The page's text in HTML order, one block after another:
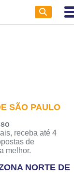
SÃO PAULO
receba até 4
de
melhor.
NORTE DE